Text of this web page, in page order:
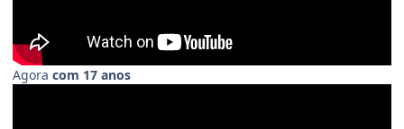
Agora com 17 anos